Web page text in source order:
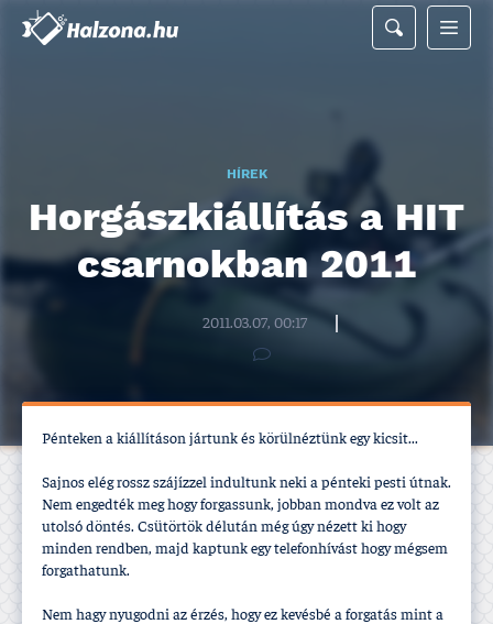
HÍREK
Horgászkiállí­tás a HIT
csarnokban 2011
2011.03.07, 00:17
Pénteken a kiállí­táson jártunk és körülnéztünk egy kicsit...
Sajnos elég rossz szájí­zzel indultunk neki a pénteki pesti útnak.
Nem engedték meg hogy forgassunk, jobban mondva ez volt az
utolsó döntés. Csütörtök délután még úgy nézett ki hogy
minden rendben, majd kaptunk egy telefonhí­vást hogy mégsem
forgathatunk.
Nem hagy nyugodni az érzés, hogy ez kevésbé a forgatás mint a